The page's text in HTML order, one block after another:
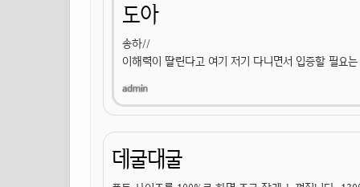
도아
송하//
이해력이 딸린다고 여기 저기 다니면서 입증할 필요
데굴대굴